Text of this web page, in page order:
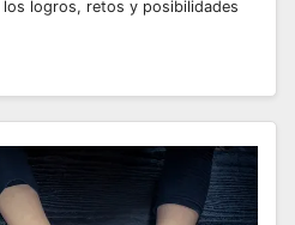
los logros, retos y posibilidades